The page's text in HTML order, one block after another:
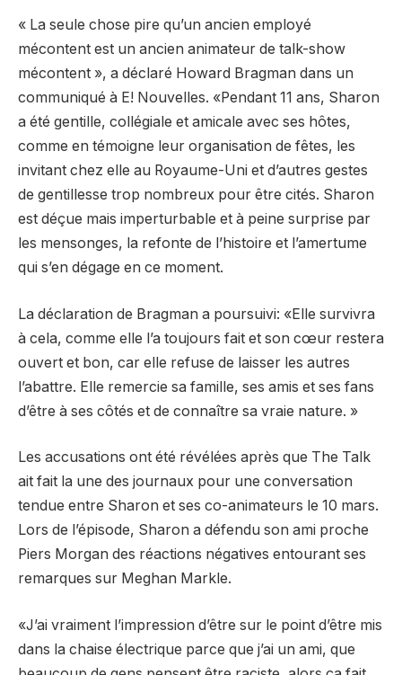
« La seule chose pire qu’un ancien employé
mécontent est un ancien animateur de talk-show
mécontent », a déclaré Howard Bragman dans un
communiqué à E! Nouvelles. «Pendant 11 ans, Sharon
a été gentille, collégiale et amicale avec ses hôtes,
comme en témoigne leur organisation de fêtes, les
invitant chez elle au Royaume-Uni et d’autres gestes
de gentillesse trop nombreux pour être cités. Sharon
est déçue mais imperturbable et à peine surprise par
les mensonges, la refonte de l’histoire et l’amertume
qui s’en dégage en ce moment.
La déclaration de Bragman a poursuivi: «Elle survivra
à cela, comme elle l’a toujours fait et son cœur restera
ouvert et bon, car elle refuse de laisser les autres
l’abattre. Elle remercie sa famille, ses amis et ses fans
d’être à ses côtés et de connaître sa vraie nature. »
Les accusations ont été révélées après que The Talk
ait fait la une des journaux pour une conversation
tendue entre Sharon et ses co-animateurs le 10 mars.
Lors de l’épisode, Sharon a défendu son ami proche
Piers Morgan des réactions négatives entourant ses
remarques sur Meghan Markle.
«J’ai vraiment l’impression d’être sur le point d’être mis
dans la chaise électrique parce que j’ai un ami, que